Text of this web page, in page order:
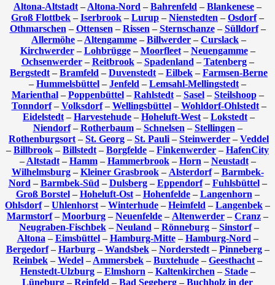
Altona-Altstadt – Altona-Nord – Bahrenfeld – Blankenese –
Groß Flottbek – Iserbrook – Lurup – Nienstedten – Osdorf–
Othmarschen – Ottensen – Rissen – Sternschanze– Sülldorf–
Allermöhe – Altengamme – Billwerder – Curslack –
Kirchwerder– Lohbrügge– Moorfleet– Neuengamme–
Ochsenwerder– Reitbrook– Spadenland – Tatenberg–
Bergstedt – Bramfeld – Duvenstedt – Eilbek – Farmsen-Berne
– Hummelsbüttel – Jenfeld – Lemsahl-Mellingstedt –
Marienthal– Poppenbüttel– Rahlstedt– Sasel– Steilshoop–
Tonndorf– Volksdorf– Wellingsbüttel– Wohldorf-Ohlstedt–
Eidelstedt – Harvestehude – Hoheluft-West – Lokstedt –
Niendorf– Rotherbaum– Schnelsen – Stellingen –
Rothenburgsort – St. Georg – St. Pauli – Steinwerder – Veddel
– Billbrook – Billstedt – Borgfelde – Finkenwerder – HafenCity
– Altstadt– Hamm– Hammerbrook– Horn – Neustadt–
Wilhelmsburg– Kleiner Grasbrook– Alsterdorf– Barmbek-
Nord – Barmbek-Süd – Dulsberg– Eppendorf– Fuhlsbüttel–
Groß Borstel– Hoheluft-Ost– Hohenfelde– Langenhorn –
Ohlsdorf– Uhlenhorst – Winterhude – Heimfeld – Langenbek –
Marmstorf– Moorburg – Neuenfelde – Altenwerder – Cranz –
Neugraben-Fischbek– Neuland – Rönneburg– Sinstorf–
Altona – Eimsbüttel– Hamburg-Mitte– Hamburg-Nord –
Bergedorf– Harburg– Wandsbek– Norderstedt– Pinneberg–
Reinbek – Wedel – Ammersbek – Buxtehude – Geesthacht –
Henstedt-Ulzburg– Elmshorn – Kaltenkirchen – Stade–
Lüneburg – Reinfeld – Bad Segeberg – Buchholz in der